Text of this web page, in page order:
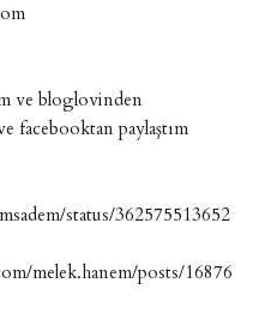
ve bloglovinden
facebooktan paylaştım
status/362575513652
melek.hanem/posts/16876